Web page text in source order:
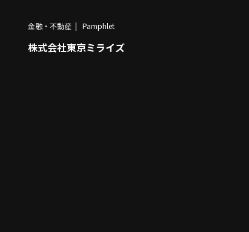
金融・不動産 Pamphlet
株式会社東京ミライズ